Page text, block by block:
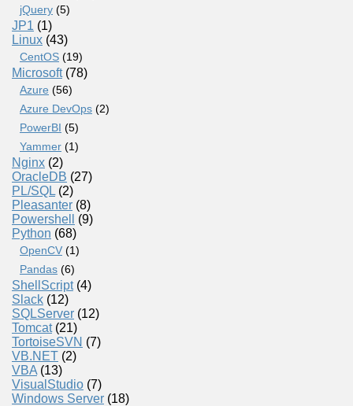
jQuery (5)
JP1 (1)
Linux (43)
CentOS (19)
Microsoft(78)
Azure (56)
Azure DevOps (2)
PowerBI (5)
Yammer (1)
Nginx (2)
OracleDB (27)
PL/SQL (2)
Pleasanter (8)
Powershell
(9)
Python (68)
OpenCV (1)
Pandas (6)
ShellScript(4)
Slack (12)
SQLServer (12)
Tomcat(21)
TortoiseSVN (7)
VB.NET (2)
VBA (13)
VisualStudio (7)
Windows Server (18)